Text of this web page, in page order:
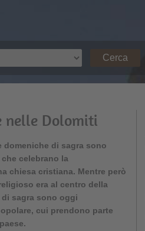
Cerca
nelle Dolomiti
domeniche di sagra sono
celebrano la
chiesa cristiana. Mentre però
era al centro della
sagra sono oggi
cui prendono parte